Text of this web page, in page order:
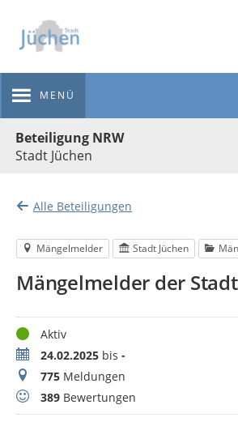
MENÜ
Beteiligung NRW
Stadt Jüchen
Alle Beteiligungen
Mängelmelder Stadt Jüchen
Mängelmelder der
StatusAktiv
Zeitraum24.02.2025 bis -
Meldungen
775 Meldungen
Bewertungen
389 Bewertungen